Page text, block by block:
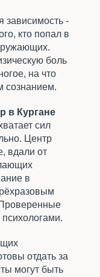
зависимость -
кто попал в
боль
на что
сознанием.
в Кургане
сил
Центр
вдали от
в
отдать за
могут быть